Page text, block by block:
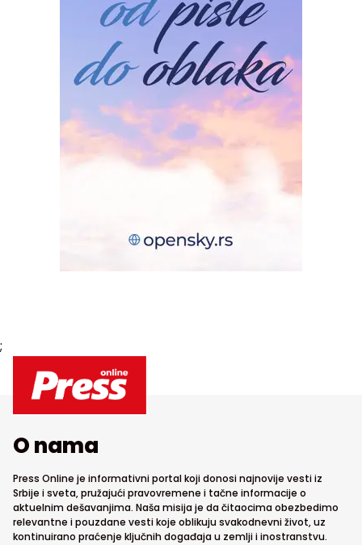
;
O nama
Press Online je informativni portal koji donosi najnovije vesti iz
Srbije i sveta, pružajući pravovremene i tačne informacije o
aktuelnim dešavanjima. Naša misija je da čitaocima obezbedimo
relevantne i pouzdane vesti koje oblikuju svakodnevni život, uz
kontinuirano praćenje ključnih događaja u zemlji i inostranstvu.